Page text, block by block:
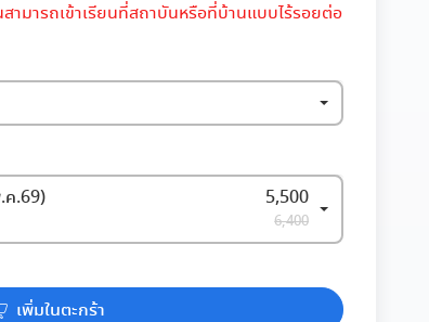
มารถเข้าเรียนที่สถาบันหรือที่บ้านแบบไร้รอยต่อ
ค.69)
5,500
6,400
เพิ่มในตะกร้า